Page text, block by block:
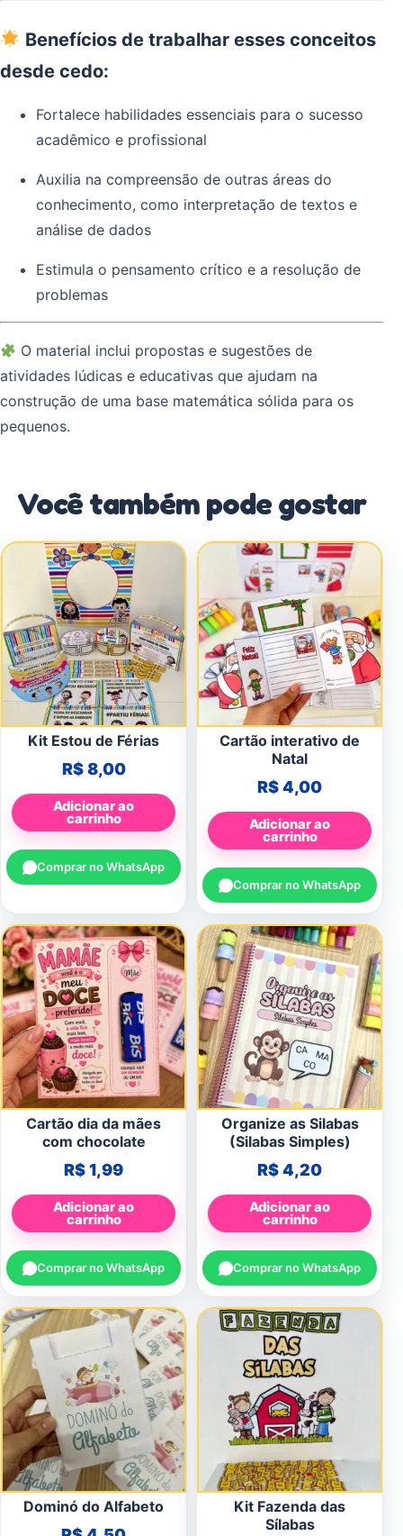
Benefícios de trabalhar esses conceitos
desde cedo:
Fortalece habilidades essenciais para o sucesso
acadêmico e profissional
Auxilia na compreensão de outras áreas do
conhecimento, como interpretação de textos e
análise de dados
Estimula o pensamento crítico e a resolução de
problemas
O material inclui propostas e sugestões de
atividades lúdicas e educativas que ajudam na
construção de uma base matemática sólida para os
pequenos.
Você também pode gostar
Kit Estou de Férias
R$8,00
Adicionar ao
carrinho
Comprar no WhatsApp
Cartão interativo de
Natal
R$4,00
Adicionar ao
carrinho
Comprar no WhatsApp
Cartão dia da mães
com chocolate
R$1,99
Adicionar ao
carrinho
Comprar no WhatsApp
Organize as Silabas
(Silabas Simples)
R$4,20
Adicionar ao
carrinho
Comprar no WhatsApp
Dominó do Alfabeto
Kit Fazenda das
Sílabas